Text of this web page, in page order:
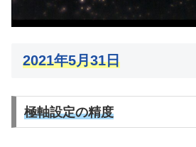
2021年5月31日
極軸設定の精度